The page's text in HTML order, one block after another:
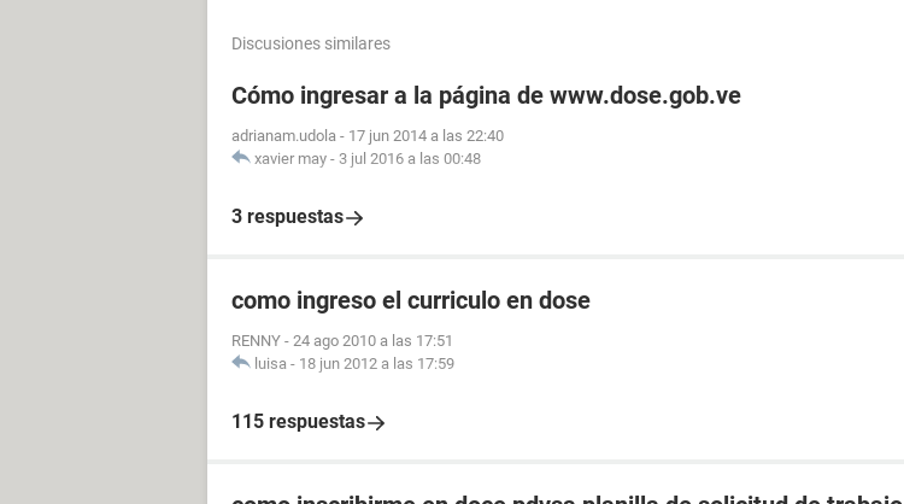
Discusiones similares
Cómo ingresar a la página de www.dose.gob.ve
adrianam.udola - 17 jun 2014 a las 22:40
xavier may - 3 jul 2016 a las 00:48
3 respuestas
como ingreso el curriculo en dose
RENNY - 24 ago 2010 a las 17:51
luisa - 18 jun 2012 a las 17:59
115 respuestas